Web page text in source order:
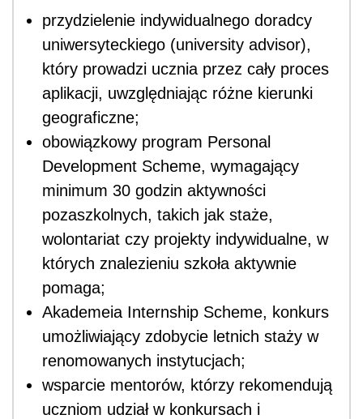
przydzielenie indywidualnego doradcy
uniwersyteckiego (university advisor),
który prowadzi ucznia przez cały proces
aplikacji, uwzględniając różne kierunki
geograficzne;
obowiązkowy program Personal
Development Scheme, wymagający
minimum 30 godzin aktywności
pozaszkolnych, takich jak staże,
wolontariat czy projekty indywidualne, w
których znalezieniu szkoła aktywnie
pomaga;
Akademeia Internship Scheme, konkurs
umożliwiający zdobycie letnich staży w
renomowanych instytucjach;
wsparcie mentorów, którzy rekomendują
uczniom udział w konkursach i